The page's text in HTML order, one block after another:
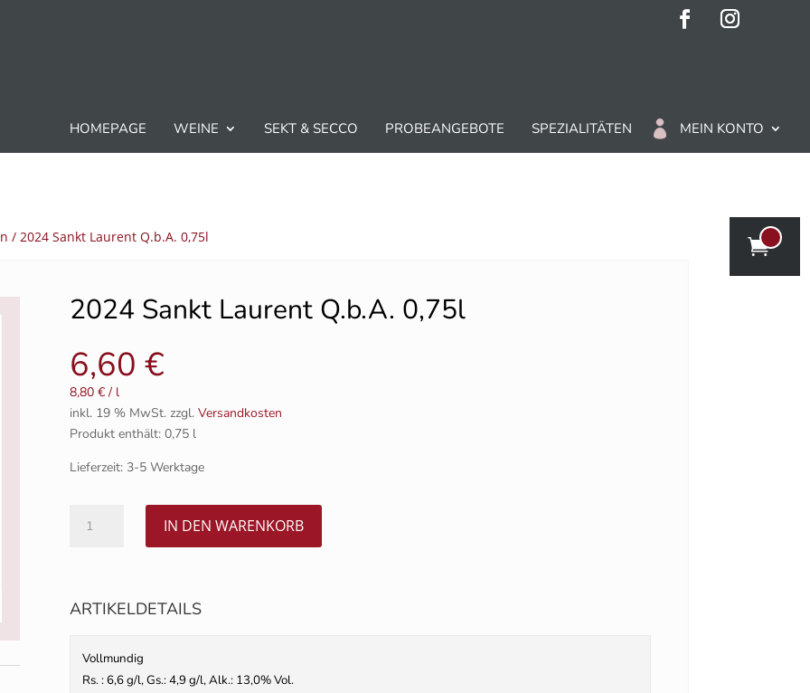
HOMEPAGE WEINE SEKT & SECCO PROBEANGEBOTE SPEZIALITÄTEN MEIN KONTO
/ 2024 Sankt Laurent Q.b.A. 0,75l
2024 Sankt Laurent Q.b.A. 0,75l
6,60 €
8,80 €/ l
inkl. 19 % MwSt. zzgl. Versandkosten
Produkt enthält: 0,75 l
Lieferzeit: 3-5 Werktage
Sankt
Menge
IN DEN WARENKORB
ARTIKELDETAILS
Vollmundig
Rs. : 6,6 g/l, Gs.: 4,9 g/l, Alk.: 13,0% Vol.